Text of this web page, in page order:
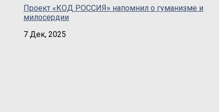
Проект «КОД РОССИЯ» напомнил о гуманизме и
милосердии
7 Дек, 2025